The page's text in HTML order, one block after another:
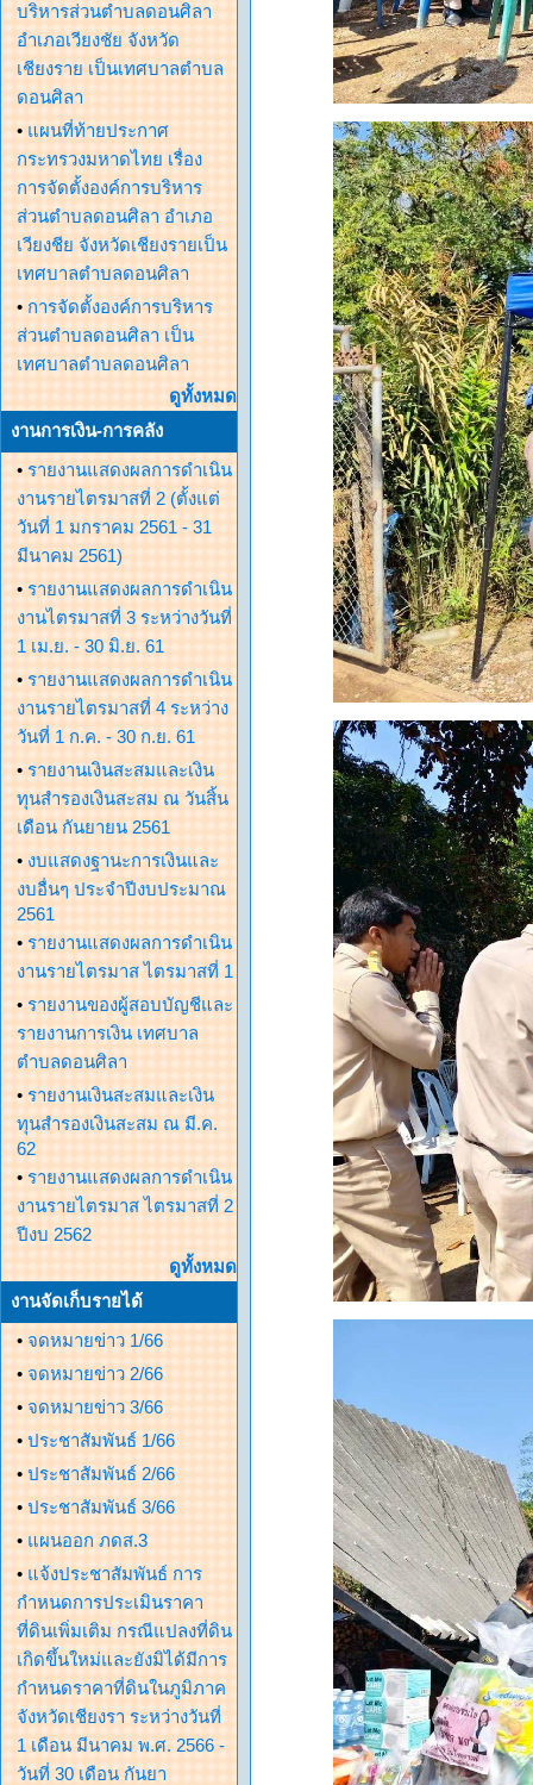
บริหารส่วนตำบลดอนศิลา
อำเภอเวียงชัย จังหวัด
เชียงราย เป็นเทศบาลตำบล
ดอนศิลา
• แผนที่ท้ายประกาศ
กระทรวงมหาดไทย เรื่อง
การจัดตั้งองค์การบริหาร
ส่วนตำบลดอนศิลา อำเภอ
เวียงชีย จังหวัดเชียงรายเป็น
เทศบาลตำบลดอนศิลา
• การจัดตั้งองค์การบริหาร
ส่วนตำบลดอนศิลา เป็น
เทศบาลตำบลดอนศิลา
ดูทั้งหมด
งานการเงิน-การคลัง
• รายงานแสดงผลการดำเนิน
งานรายไตรมาสที่ 2 (ตั้งแต่
วันที่ 1 มกราคม 2561 - 31
มีนาคม 2561)
• รายงานแสดงผลการดำเนิน
งานไตรมาสที่ 3 ระหว่างวันที่
1 เม.ย. - 30 มิ.ย. 61
• รายงานแสดงผลการดำเนิน
งานรายไตรมาสที่ 4 ระหว่าง
วันที่ 1 ก.ค. - 30 ก.ย. 61
• รายงานเงินสะสมและเงิน
ทุนสำรองเงินสะสม ณ วันสิ้น
เดือน กันยายน 2561
• งบแสดงฐานะการเงินและ
งบอื่นๆ ประจำปีงบประมาณ
2561
• รายงานแสดงผลการดำเนิน
งานรายไตรมาส ไตรมาสที่ 1
• รายงานของผู้สอบบัญชีและ
รายงานการเงิน เทศบาล
ตำบลดอนศิลา
• รายงานเงินสะสมและเงิน
ทุนสำรองเงินสะสม ณ มี.ค.
62
• รายงานแสดงผลการดำเนิน
งานรายไตรมาส ไตรมาสที่ 2
ปีงบ 2562
ดูทั้งหมด
งานจัดเก็บรายได้
• จดหมายข่าว 1/66
• จดหมายข่าว 2/66
• จดหมายข่าว 3/66
• ประชาสัมพันธ์ 1/66
• ประชาสัมพันธ์ 2/66
• ประชาสัมพันธ์ 3/66
• แผนออก ภดส.3
• แจ้งประชาสัมพันธ์ การ
กำหนดการประเมินราคา
ที่ดินเพิ่มเติม กรณีแปลงที่ดิน
เกิดขึ้นใหม่และยังมิได้มีการ
กำหนดราคาที่ดินในภูมิภาค
จังหวัดเชียงรา ระหว่างวันที่
1 เดือน มีนาคม พ.ศ. 2566 -
วันที่ 30 เดือน กันยา